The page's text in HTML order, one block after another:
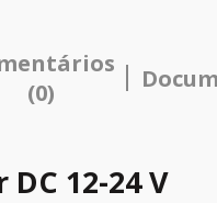
(0)
12-24 V